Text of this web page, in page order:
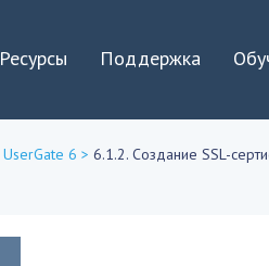
Ресурсы Поддержка
UserGate 6 > 6.1.2. Создание SSL-